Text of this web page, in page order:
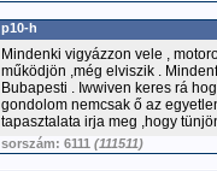
p10-h
Mindenki vigyázzon vele ,
működjön ,még elviszik .
Bubapesti . Iwwiven keres rá
gondolom nemcsak ő az
tapasztalata irja meg ,hogy
sorszám: 6111 (111511)